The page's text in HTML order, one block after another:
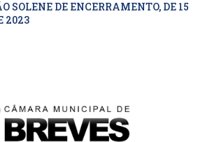
SOLENE DE ENCERRAMENTO, DE 15
2023